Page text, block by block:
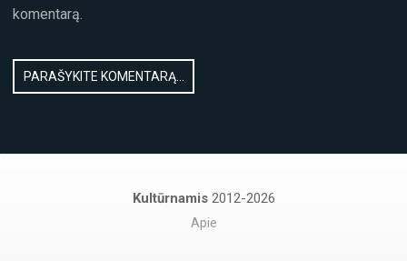
komentarą.
Kultūrnamis 2012-2026
Apie